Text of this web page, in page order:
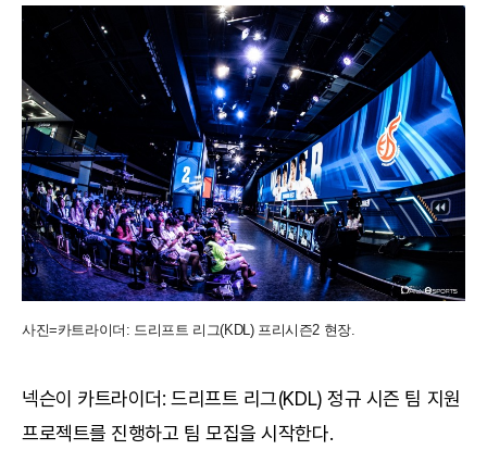
사진=카트라이더: 드리프트 리그(KDL) 프리시즌2 현장.
넥슨이 카트라이더: 드리프트 리그(KDL) 정규 시즌 팀 지원
프로젝트를 진행하고 팀 모집을 시작한다.